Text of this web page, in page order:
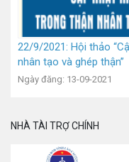
22/9/2021: Hội thảo
nhân tạo và ghép thận”
Ngày đăng: 13-09-2021
NHÀ TÀI TRỢ CHÍNH